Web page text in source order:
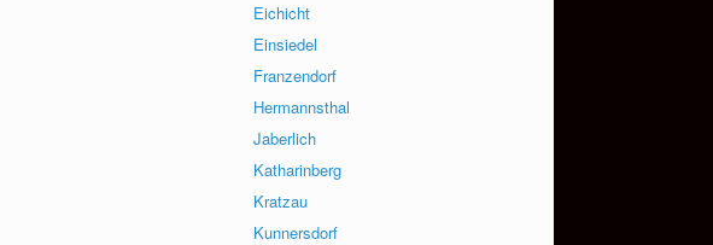
Eichicht
Einsiedel
Franzendorf
Hermannsthal
Jaberlich
Katharinberg
Kratzau
Kunnersdorf